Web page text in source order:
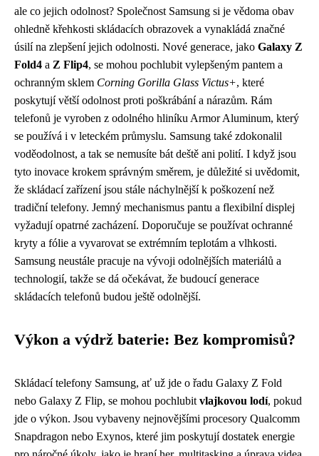
ale co jejich odolnost? Společnost Samsung si je vědoma obav
ohledně křehkosti skládacích obrazovek a vynakládá značné
úsilí na zlepšení jejich odolnosti. Nové generace, jako Galaxy Z
Fold4 a Z Flip4, se mohou pochlubit vylepšeným pantem a
ochranným sklem Corning Gorilla Glass Victus+, které
poskytují větší odolnost proti poškrábání a nárazům. Rám
telefonů je vyroben z odolného hliníku Armor Aluminum, který
se používá i v leteckém průmyslu. Samsung také zdokonalil
voděodolnost, a tak se nemusíte bát deště ani polití. I když jsou
tyto inovace krokem správným směrem, je důležité si uvědomit,
že skládací zařízení jsou stále náchylnější k poškození než
tradiční telefony. Jemný mechanismus pantu a flexibilní displej
vyžadují opatrné zacházení. Doporučuje se používat ochranné
kryty a fólie a vyvarovat se extrémním teplotám a vlhkosti.
Samsung neustále pracuje na vývoji odolnějších materiálů a
technologií, takže se dá očekávat, že budoucí generace
skládacích telefonů budou ještě odolnější.
Výkon a výdrž baterie: Bez kompromisů?
Skládací telefony Samsung, ať už jde o řadu Galaxy Z Fold
nebo Galaxy Z Flip, se mohou pochlubit vlajkovou lodí, pokud
jde o výkon. Jsou vybaveny nejnovějšími procesory Qualcomm
Snapdragon nebo Exynos, které jim poskytují dostatek energie